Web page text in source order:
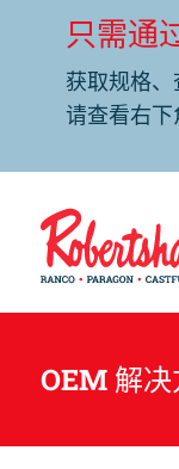
只需通
获取规格、
请查看右下
OEM 解决